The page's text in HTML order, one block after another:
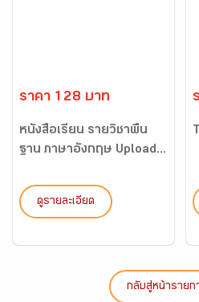
ราคา 128 บาท
หนังสือเรียน รายวิชาพื้น
ฐาน ภาษาอังกฤษ Upload...
ดูรายละเอียด
กลับสู่หน้ารายก